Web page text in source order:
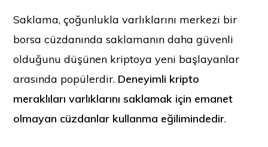
Saklama, çoğunlukla varlıklarını merkezi bir
borsa cüzdanında saklamanın daha güvenli
olduğunu düşünen kriptoya yeni başlayanlar
arasında popülerdir. Deneyimli kripto
meraklıları varlıklarını saklamak için emanet
olmayan cüzdanlar kullanma eğilimindedir.